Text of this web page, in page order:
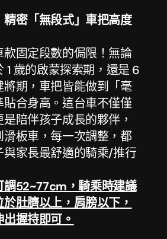
精密「無段式」車把高度
款固定段數的侷限！無論
1 歲的啟蒙探索期，還是 6
將期，車把皆能做到「毫
貼合身高。這台車不僅僅
陪伴孩子成長的夥伴，
滑板車，每一次調整，都
與家長最舒適的騎乘/推行
調52~77cm，騎乘時建議
肚臍以上，肩膀以下，
握持即可。